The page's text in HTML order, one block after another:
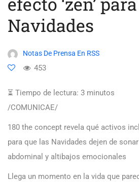
Navidades
Notas De Prensa En RSS
453
⏳ Tiempo de lectura: 3 minutos
/COMUNICAE/
180 the concept revela qué activos
para que las Navidades dejen de
abdominal y altibajos emocionales
Llega un momento en la vida que